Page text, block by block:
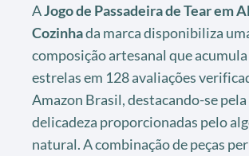
AJogo de Passadeira de Tear em
Cozinhada marca disponibiliza
composição artesanal que
estrelas em 128 avaliações
Amazon Brasil, destacando-se pela
delicadeza proporcionadas pelo
natural. A combinação de peças